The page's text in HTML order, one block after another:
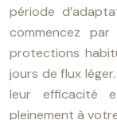
période
commencez
protections
jours de flux
leur efficacité
pleinement à